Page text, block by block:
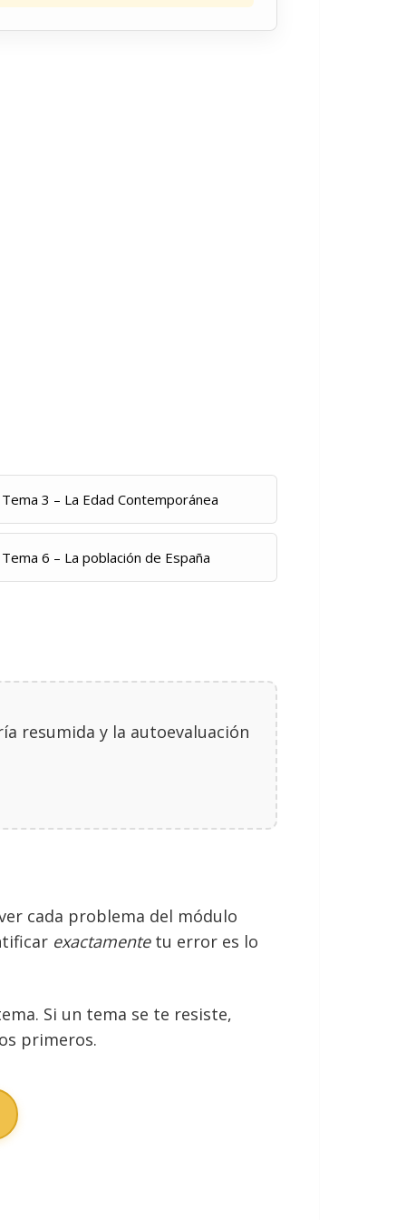
3 – La Edad Contemporánea
6 – La población de España
resumida y la autoevaluación
cada problema del módulo
exactamentetu error es lo
Si un tema se te resiste,
primeros.